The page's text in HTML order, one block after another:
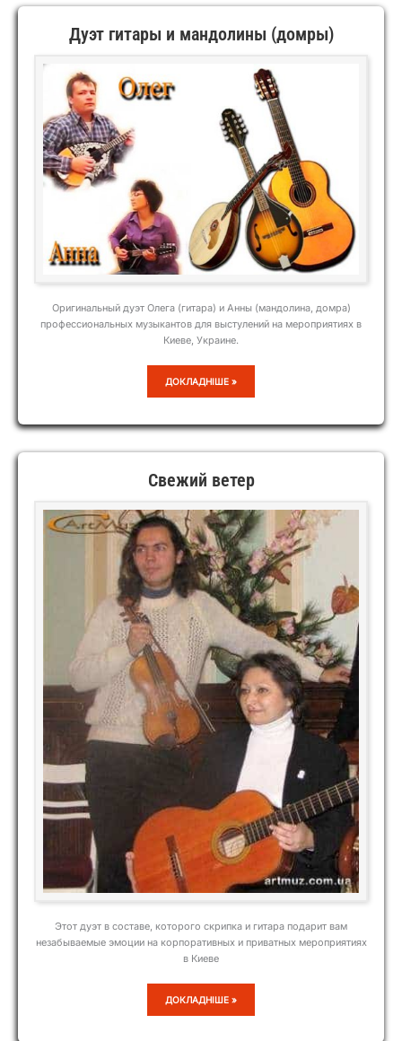
Дуэт гитары и мандолины (домры)
Оригинальный дуэт Олега (гитара) и Анны (мандолина, домра)
профессиональных музыкантов для выстулений на мероприятиях в
Киеве, Украине.
ДУЭТ
МАНДОЛИНЫ
ДОКЛАДНІШЕ »
Свежий ветер
Этот дуэт в составе, которого скрипка и гитара подарит вам
незабываемые эмоции на корпоративных и приватных мероприятиях
в Киеве
СВЕЖИЙ
ДОКЛАДНІШЕ »